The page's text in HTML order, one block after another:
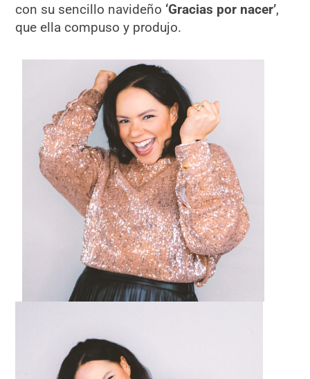
con su sencillo navideño ‘Gracias por nacer’,
que ella compuso y produjo.